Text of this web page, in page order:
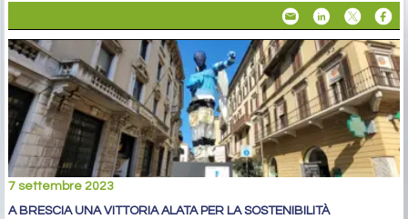
7 settembre 2023
A BRESCIA UNA VITTORIA ALATA PER LA SOSTENIBILITÀ